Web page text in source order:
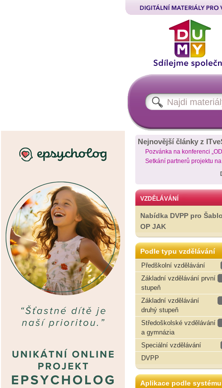
Nejnovější články z
Pozvánka na konferenci
Setkání partnerů projektu
VZDĚLÁVÁNÍ
Nabídka DVPP pro
OP JAK
Podle typu vzdělávání
Předškolní vzdělávání
Základní vzdělávání první
stupeň
Základní vzdělávání
druhý stupeň
Středoškolské vzdělávání
a gymnázia
Speciální vzdělávání
DVPP
Aplikace podle systému